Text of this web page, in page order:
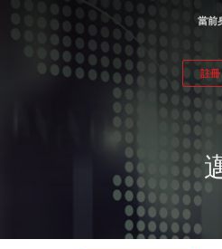
當前
註冊